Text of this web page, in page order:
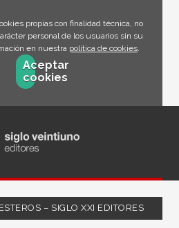
propias con finalidad técnica, no
personal de los usuarios sin su
en nuestra política de cookies.
Aceptar
cookies
– SIGLO XXI EDITORES